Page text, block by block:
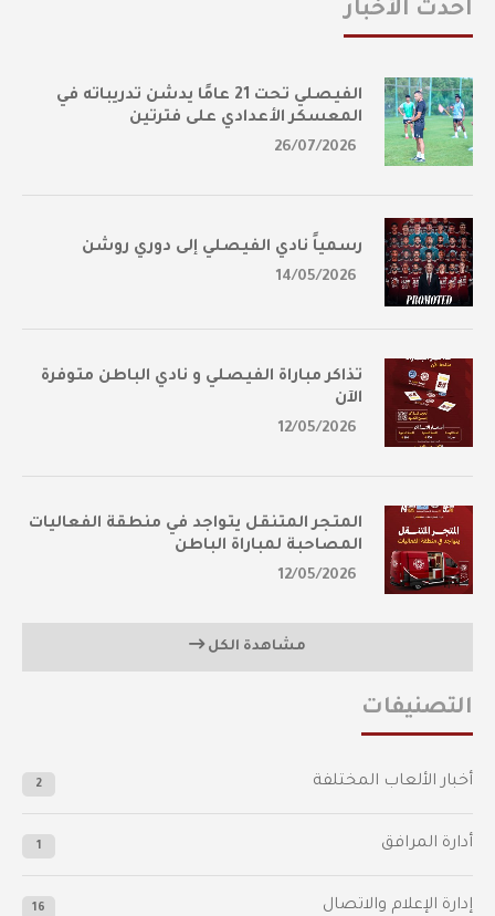
أحدث الأخبار
الفيصلي تحت 21 عامًا يدشن تدريباته في
المعسكر الأعدادي على فترتين
26/07/2026
رسمياً نادي الفيصلي إلى دوري روشن
14/05/2026
تذاكر مباراة الفيصلي و نادي الباطن متوفرة
الآن
12/05/2026
المتجر المتنقل يتواجد في منطقة الفعاليات
المصاحبة لمباراة الباطن
12/05/2026
مشاهدة الكل
التصنيفات
أخبار الألعاب المختلفة 2
أدارة المرافق 1
إدارة الإعلام والاتصال 16